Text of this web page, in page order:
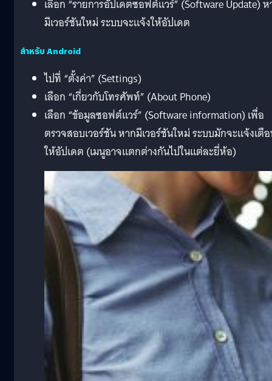
เลือก “รายการอัปเดตซอฟต์แวร์” (Software Update)
มีเวอร์ชันใหม่ ระบบจะแจ้งให้อัปเดต
สำหรับ Android
ไปที่ “ตั้งค่า” (Settings)
เลือก “เกี่ยวกับโทรศัพท์” (About Phone)
เลือก “ข้อมูลซอฟต์แวร์” (Software information) เพื่อ
ตรวจสอบเวอร์ชัน หากมีเวอร์ชันใหม่ ระบบมักจะแจ้งเตื
ให้อัปเดต (เมนูอาจแตกต่างกันไปในแต่ละยี่ห้อ)